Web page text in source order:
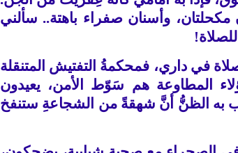
مكحلتان، وأسنان صفراء باهتة.. سألني
!
في داري، فمحكمةُ التفتيش المتنقلة
المطاوعة هم سَوّط الأمن، يعيدون
به الظنُّ أنَّ شهقةً من الشجاعةِ ستنفخ